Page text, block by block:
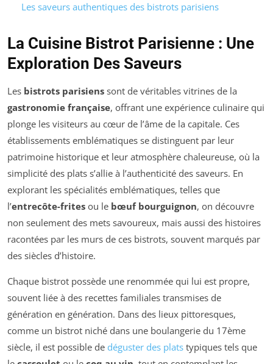
Les saveurs authentiques des bistrots parisiens
La Cuisine Bistrot Parisienne : Une
Exploration Des Saveurs
Les bistrots parisiens sont de véritables vitrines de la
gastronomie française, offrant une expérience culinaire qui
plonge les visiteurs au cœur de l’âme de la capitale. Ces
établissements emblématiques se distinguent par leur
patrimoine historique et leur atmosphère chaleureuse, où la
simplicité des plats s’allie à l’authenticité des saveurs. En
explorant les spécialités emblématiques, telles que
l’entrecôte-frites ou le bœuf bourguignon, on découvre
non seulement des mets savoureux, mais aussi des histoires
racontées par les murs de ces bistrots, souvent marqués par
des siècles d’histoire.
Chaque bistrot possède une renommée qui lui est propre,
souvent liée à des recettes familiales transmises de
génération en génération. Dans des lieux pittoresques,
comme un bistrot niché dans une boulangerie du 17ème
siècle, il est possible de déguster des plats typiques tels que